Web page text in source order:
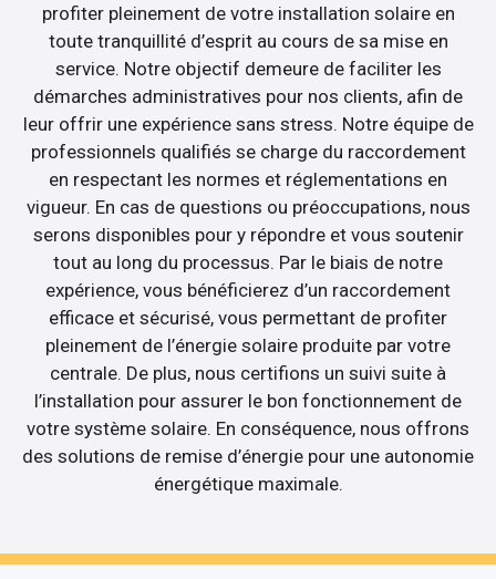
profiter pleinement de votre installation solaire en
toute tranquillité d’esprit au cours de sa mise en
service. Notre objectif demeure de faciliter les
démarches administratives pour nos clients, afin de
leur offrir une expérience sans stress. Notre équipe de
professionnels qualifiés se charge du raccordement
en respectant les normes et réglementations en
vigueur. En cas de questions ou préoccupations, nous
serons disponibles pour y répondre et vous soutenir
tout au long du processus. Par le biais de notre
expérience, vous bénéficierez d’un raccordement
efficace et sécurisé, vous permettant de profiter
pleinement de l’énergie solaire produite par votre
centrale. De plus, nous certifions un suivi suite à
l’installation pour assurer le bon fonctionnement de
votre système solaire. En conséquence, nous offrons
des solutions de remise d’énergie pour une autonomie
énergétique maximale.